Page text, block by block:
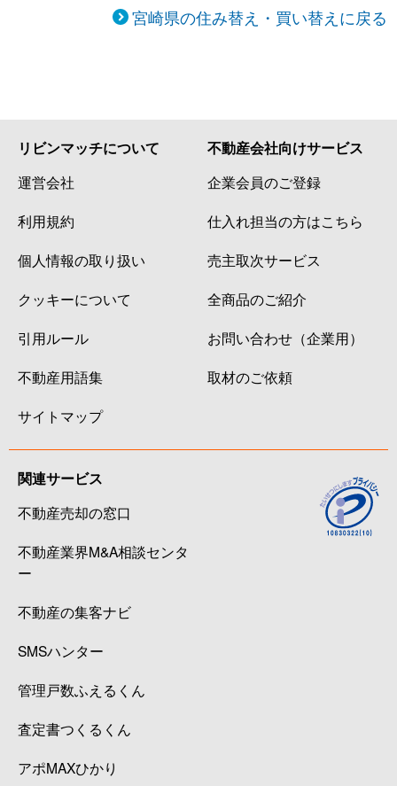
宮崎県の住み替え・買い替えに戻る
リビンマッチについて
運営会社
利用規約
個人情報の取り扱い
クッキーについて
引用ルール
不動産用語集
サイトマップ
不動産会社向けサービス
企業会員のご登録
仕入れ担当の方はこちら
売主取次サービス
全商品のご紹介
お問い合わせ（企業用）
取材のご依頼
関連サービス
不動産売却の窓口
不動産業界M&A相談センタ
ー
不動産の集客ナビ
SMSハンター
管理戸数ふえるくん
査定書つくるくん
アポMAXひかり